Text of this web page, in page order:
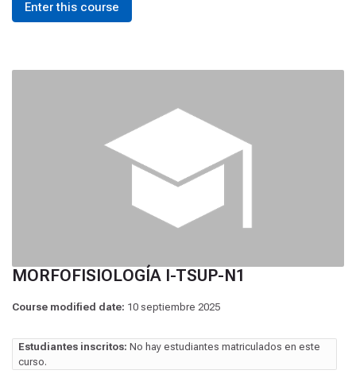
Enter this course
MORFOFISIOLOGÍA I-TSUP-N1
Course modified date: 10 septiembre 2025
Estudiantes inscritos: No hay estudiantes matriculados en este
curso.